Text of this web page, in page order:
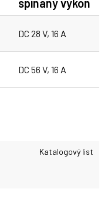
spínaný výkon
DC 28 V, 16 A
DC 56 V, 16 A
Katalogový list